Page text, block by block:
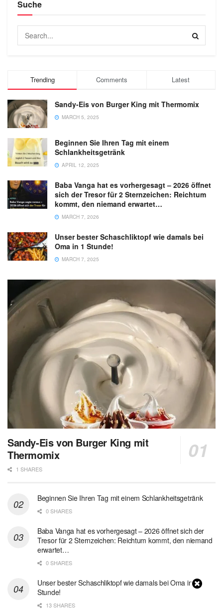
Suche
Trending Comments Latest
Sandy-Eis von Burger King mit Thermomix
MARCH 5, 2025
Beginnen Sie Ihren Tag mit einem
Schlankheitsgetränk
APRIL 12, 2025
Baba Vanga hat es vorhergesagt – 2026 öffnet
sich der Tresor für 2 Sternzeichen: Reichtum
kommt, den niemand erwartet…
MARCH 7, 2026
Unser bester Schaschliktopf wie damals bei
Oma in 1 Stunde!
MARCH 7, 2025
Sandy-Eis von Burger King mit
Thermomix
1 SHARES
Beginnen Sie Ihren Tag mit einem Schlankheitsgetränk
0 SHARES
Baba Vanga hat es vorhergesagt – 2026 öffnet sich der
Tresor für 2 Sternzeichen: Reichtum kommt, den niemand
erwartet…
0 SHARES
Unser bester Schaschliktopf wie damals bei Oma in 1
Stunde!
13 SHARES